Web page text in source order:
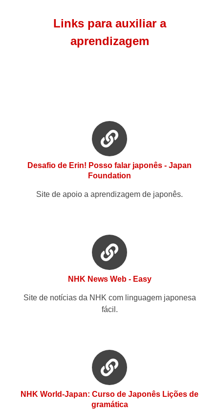
Links para auxiliar a
aprendizagem
Desafio de Erin! Posso falar japonês - Japan
Foundation
Site de apoio a aprendizagem de japonês.
NHK News Web - Easy
Site de notícias da NHK com linguagem japonesa
fácil.
NHK World-Japan: Curso de Japonês Lições de
gramática